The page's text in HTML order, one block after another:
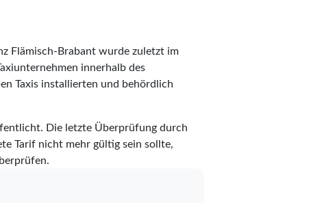
Flämisch-Brabant wurde zuletzt im
innerhalb des
Taxis installierten und behördlich
Die letzte Überprüfung durch
Tarif nicht mehr gültig sein sollte,